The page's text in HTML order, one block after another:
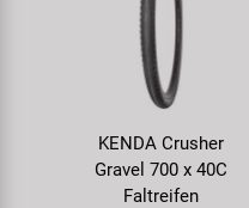
KENDA Crusher
Gravel 700 x 40C
Faltreifen